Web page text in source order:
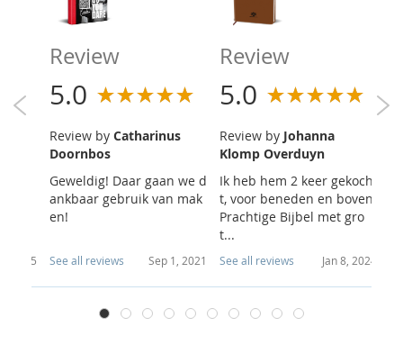
2025
Review
5.0
Review by Catharinus
Doornbos
Geweldig! Daar gaan we d
ankbaar gebruik van mak
en!
See all reviews Sep 1, 2021
Review
5.0
Review by Johanna
Klomp Overduyn
Ik heb hem 2 keer gekoch
t, voor beneden en boven.
Prachtige Bijbel met gro
t...
See all reviews Jan 8, 2024